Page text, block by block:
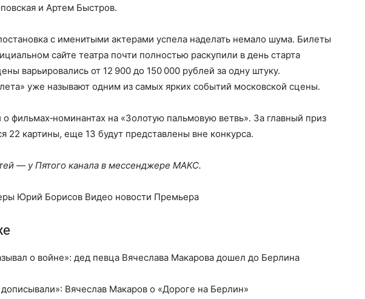
и Артем Быстров.
с именитыми актерами успела наделать немало шума. Билеты
сайте театра почти полностью раскупили в день старта
варьировались от 12 900 до 150 000 рублей за одну штуку.
уже называют одним из самых ярких событий московской сцены.
фильмах‑номинантах на «Золотую пальмовую ветвь». За главный приз
22 картины, еще 13 будут представлены вне конкурса.
— у Пятого канала в мессенджере МАКС.
Юрий Борисов Видео новости Премьера
о войне»: дед певца Вячеслава Макарова дошел до Берлина
Вячеслав Макаров о «Дороге на Берлин»